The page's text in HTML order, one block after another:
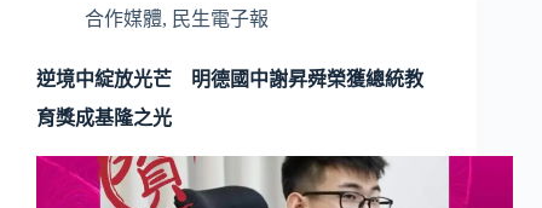
合作媒體, 民生電子報
逆境中綻放光芒 明德國中謝昇舜榮獲總統教
育獎成基隆之光